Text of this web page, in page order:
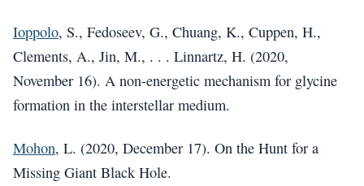
Ioppolo, S., Fedoseev, G., Chuang, K., Cuppen, H.,
Clements, A., Jin, M., . . . Linnartz, H. (2020,
November 16). A non-energetic mechanism for glycine
formation in the interstellar medium.
Mohon, L. (2020, December 17). On the Hunt for a
Missing Giant Black Hole.